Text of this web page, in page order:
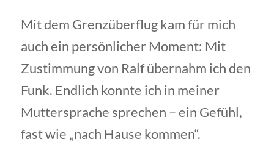
Mit dem Grenzüberflug kam für mich
auch ein persönlicher Moment: Mit
Zustimmung von Ralf übernahm ich den
Funk. Endlich konnte ich in meiner
Muttersprache sprechen – ein Gefühl,
fast wie „nach Hause kommen“.